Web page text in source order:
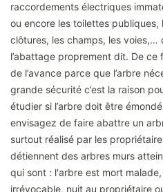
raccordements électriques
ou encore les toilettes publiques,
clôtures, les champs, les
l’abattage proprement dit. De ce
de l’avance parce que l’arbre
grande sécurité c’est la raison
étudier si l’arbre doit être
envisagez de faire abattre un
surtout réalisé par les
détiennent des arbres murs
qui sont : l'arbre est mort
irrévocable, nuit au propriétaire